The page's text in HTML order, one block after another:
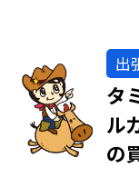
出
タ
ル
の